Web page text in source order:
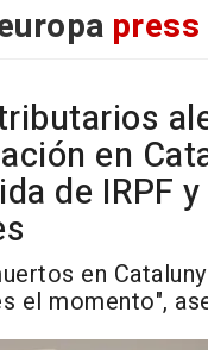
press
en
de IRPF y
en
el momento",